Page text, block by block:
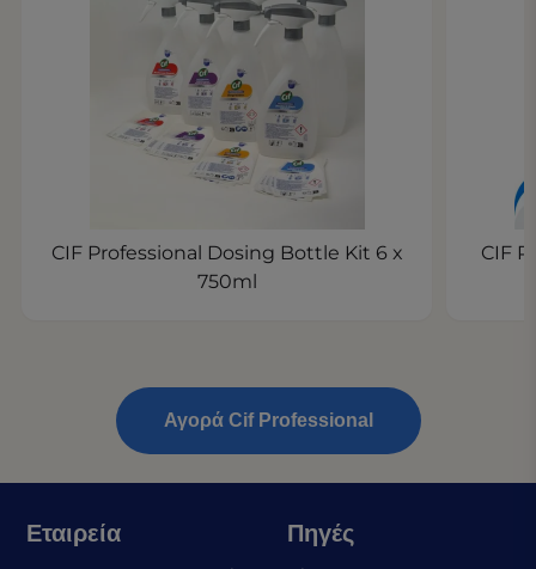
CIF Professional Dosing Bottle Kit 6 x
750ml
CIF
Αγορά Cif Professional
Εταιρεία Πηγές